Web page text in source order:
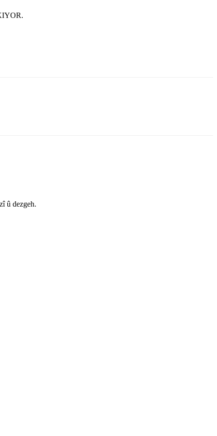
û dezgeh.